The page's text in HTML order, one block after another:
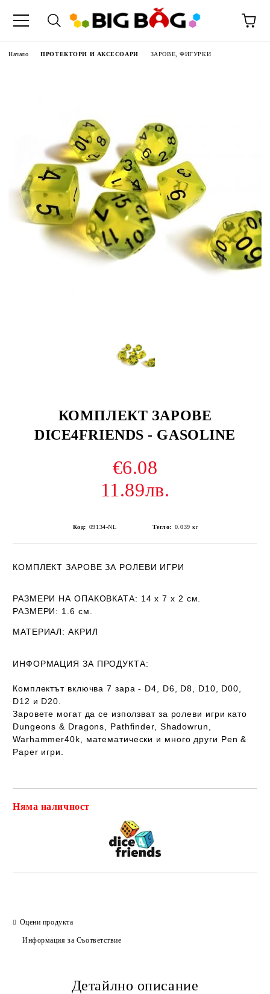
Начало ПРОТЕКТОРИ И АКСЕСОАРИ ЗАРОВЕ, ФИГУРКИ
КОМПЛЕКТ ЗАРОВЕ
DICE4FRIENDS - GASOLINE
€6.08
11.89лв.
Код: 09134-NL Тегло: 0.039 кг
КОМПЛЕКТ ЗАРОВЕ ЗА РОЛЕВИ ИГРИ
РАЗМЕРИ НА ОПАКОВКАТА: 14 х 7 х 2 см.
РАЗМЕРИ: 1.6 см.
МАТЕРИАЛ: АКРИЛ
ИНФОРМАЦИЯ ЗА ПРОДУКТА:
Комплектът включва 7 зара - D4, D6, D8, D10, D00,
D12 и D20.
Заровете могат да се използват за ролеви игри като
Dungeons & Dragons, Pathfinder, Shadowrun,
Warhammer40k, математически и много други Pen &
Paper игри.
Няма наличност
Оцени продукта
Информация за Съответствие
Детайлно описание